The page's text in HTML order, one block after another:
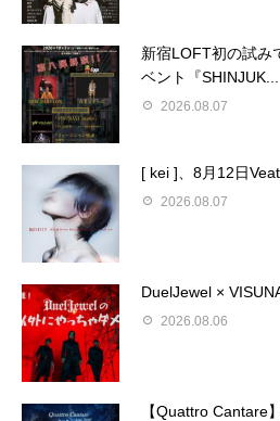
新宿LOFT初の試み
ベント『SHINJUK...
2026.08.07
[ kei ]、8月12日
2026.08.07
DuelJewel ×
2026.08.06
【Quattro Cantare